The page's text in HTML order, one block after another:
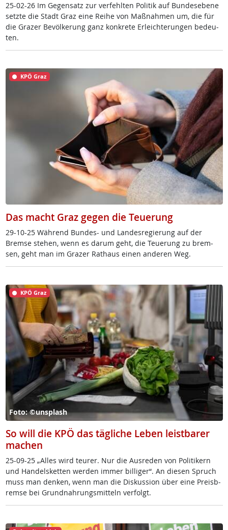
25-02-26 Im Ge­gen­satz zur ver­fehl­ten Po­li­tik auf Bun­des­e­be­ne
setz­te die Stadt Graz ei­ne Rei­he von Maß­nah­men um, die für
die Gra­zer Be­völ­ke­rung ganz kon­k­re­te Er­leich­te­run­gen be­deu­
ten.
KPÖ Graz
Das macht Graz gegen die Teuerung
29-10-25 Wäh­rend Bun­des- und Lan­des­re­gie­rung auf der
Brem­se ste­hen, wenn es dar­um geht, die Teue­rung zu brem­
sen, geht man im Gra­zer Rat­haus ei­nen an­de­ren Weg.
KPÖ Graz
Foto: ©unsplash
So will die KPÖ das tägliche Leben leistbarer
machen
25-09-25 „Al­les wird teu­rer. Nur die Aus­re­den von Po­li­ti­kern
und Han­dels­ket­ten wer­den im­mer bil­li­ger“. An die­sen Spruch
muss man den­ken, wenn man die Dis­kus­si­on über ei­ne Preis­b­
rem­se bei Grund­nah­rungs­mit­teln ver­folgt.